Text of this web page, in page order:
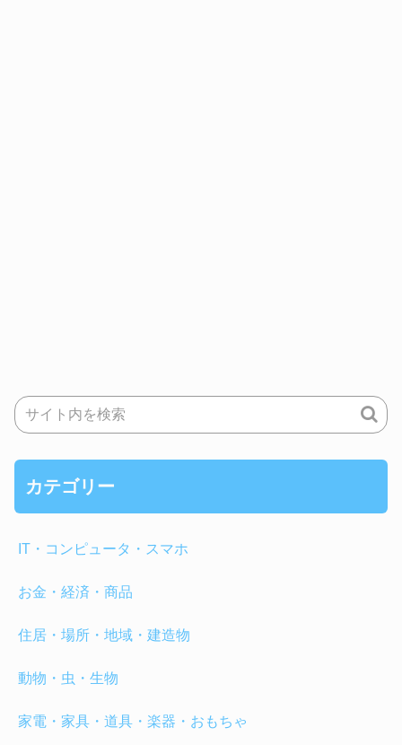
カテゴリー
IT・コンピュータ・スマホ
お金・経済・商品
住居・場所・地域・建造物
動物・虫・生物
家電・家具・道具・楽器・おもちゃ